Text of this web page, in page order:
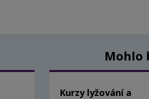
Mohlo
Kurzy lyžování a